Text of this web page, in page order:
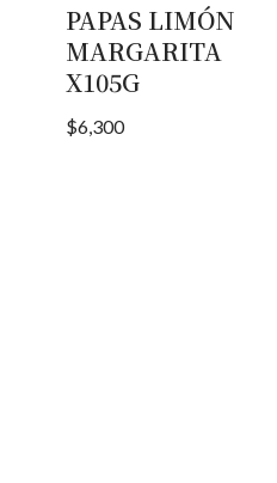
PAPAS LIMÓN
MARGARITA
X105G
$6,300